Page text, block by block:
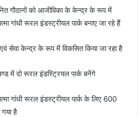
गौठानों को आजीविका के केन्द्र के रूप में
गांधी रूरल इंडस्ट्रीयल पार्क बनाए जा रहे हैं
एवं सेवा केन्द्र के रूप में विकसित किया जा रहा है
में दो रूरल इंडस्ट्रियल पार्क बनेंगे
गांधी रूरल इंडस्ट्रीयल पार्क के लिए 600
है